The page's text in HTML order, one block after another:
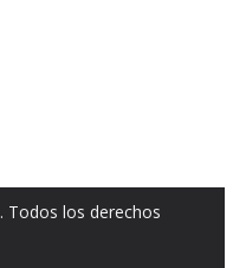
. Todos los derechos